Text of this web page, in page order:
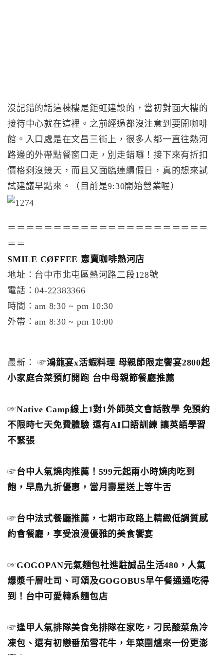
沒記錯的話這棟樓是鉅虹建設的，當初對面大樓的
接待中心就在這裡。之前經過都沒注意到要開咖啡
館。入口處是在文昌三街上，很多人都一直往熱河
路邊的外帶點餐窗口走，別走錯囉！接下來有折扣
價格剩沒幾天，而且又面臨連續假日，真的想來試
試建議早點來。（目前是9:30開始營業喔）
＝＝＝＝＝＝＝＝＝＝＝＝＝＝＝＝＝＝＝＝＝＝
＝＝
SMILE CØFFEE 憲賣咖啡熱河店
地址：台中市北屯區熱河路二段128號
電話：04-22383366
時間：am 8:30 ~ pm 10:30
外帶：am 8:30 ~ pm 10:00
最新： ☞鴻龍宴x活蝦料理 母親節限定饗宴2800起
小家庭合菜預訂開跑 台中母親節餐廳推薦
☞Native Camp線上1對1外師英文會話教學 免預約
不限時七天免費體驗 還有AI口語訓練 讓英語學習
不緊張
☞台中人氣燒肉推薦！599元起兩小時燒肉吃到
飽，早鳥九折優惠，當月壽星送上等牛舌
☞台中法式餐廳推薦，七期市政路上精緻低調質感
約會餐廳，享受浪漫優雅的美食饗宴
☞GOGOPAN元氣麵包社進駐誠品生活480，人氣
爆漿千層吐司、可頌及GOGOBUS早午餐通通吃得
到！台中可愛韓系麵包店
☞逢甲人氣排隊美食免排隊在家吃，刁民酸菜魚冷
凍包、還有初戀番茄雪花牛，年菜圍爐來一份更澎